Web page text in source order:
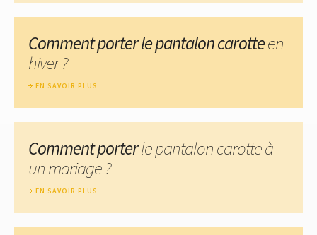
Comment porter le pantalon carotteen
hiver ?
EN SAVOIR PLUS
Comment porterle pantalon carotte à
un mariage ?
EN SAVOIR PLUS